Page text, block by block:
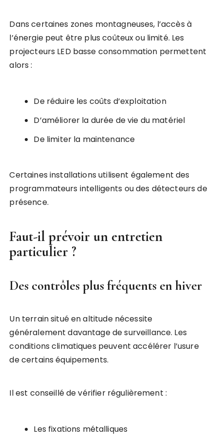
Dans certaines zones montagneuses, l’accès à
l’énergie peut être plus coûteux ou limité. Les
projecteurs LED basse consommation permettent
alors :
De réduire les coûts d’exploitation
D’améliorer la durée de vie du matériel
De limiter la maintenance
Certaines installations utilisent également des
programmateurs intelligents ou des détecteurs de
présence.
Faut-il prévoir un entretien
particulier ?
Des contrôles plus fréquents en hiver
Un terrain situé en altitude nécessite
généralement davantage de surveillance. Les
conditions climatiques peuvent accélérer l’usure
de certains équipements.
Il est conseillé de vérifier régulièrement :
Les fixations métalliques